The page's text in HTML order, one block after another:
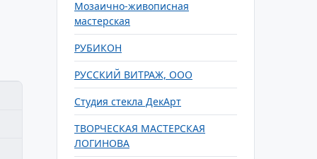
Мозаично-живописная
мастерская
РУБИКОН
РУССКИЙ ВИТРАЖ, ООО
Студия стекла ДекАрт
ТВОРЧЕСКАЯ МАСТЕРСКАЯ
ЛОГИНОВА